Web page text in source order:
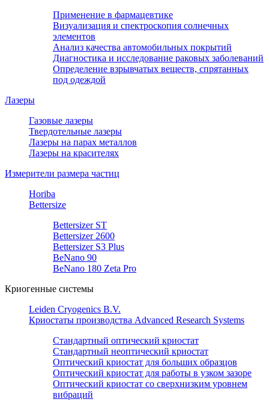
Применение в фармацевтике
Визуализация и спектроскопия солнечных
элементов
Анализ качества автомобильных покрытий
Диагностика и исследование раковых заболеваний
Определение взрывчатых веществ, спрятанных
под одеждой
Лазеры
Газовые лазеры
Твердотельные лазеры
Лазеры на парах металлов
Лазеры на красителях
Измерители размера частиц
Horiba
Bettersize
Bettersizer ST
Bettersizer 2600
Bettersizer S3 Plus
BeNano 90
BeNano 180 Zeta Pro
Криогенные системы
Leiden Cryogenics B.V.
Криостаты производства Advanced Research Systems
Стандартный оптический криостат
Стандартный неоптический криостат
Оптический криостат для больших образцов
Оптический криостат для работы в узком зазоре
Оптический криостат со сверхнизким уровнем
вибраций